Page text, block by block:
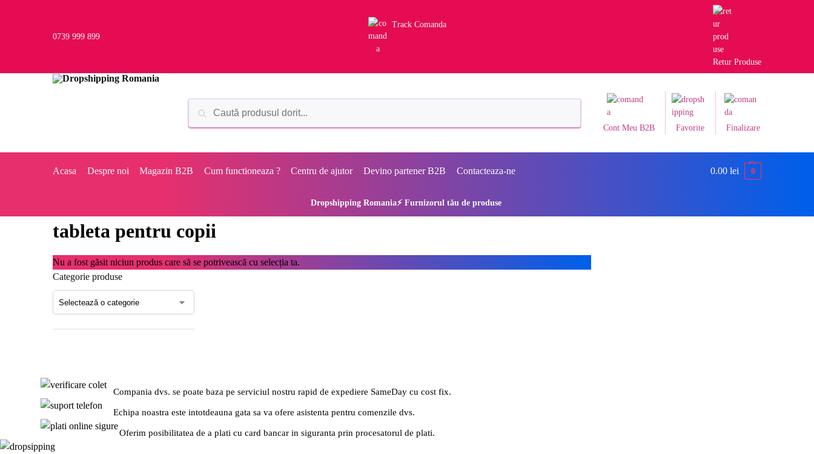
0739 999 899
Track Comanda
Retur Produse
Cont Meu B2B Favorite Finalizare
Acasa Despre noi Magazin B2B Cum functioneaza ? Centru de ajutor Devino partener B2B Contacteaza-ne 0.00 lei 0
Dropshipping Romania⚡ Furnizorul tău de produse
tableta pentru copii
Nu a fost găsit niciun produs care să se potrivească cu selecția ta.
Categorie produse
Compania dvs. se poate baza pe serviciul nostru rapid de expediere SameDay cu cost fix.
Echipa noastra este intotdeauna gata sa va ofere asistenta pentru comenzile dvs.
Oferim posibilitatea de a plati cu card bancar in siguranta prin procesatorul de plati.